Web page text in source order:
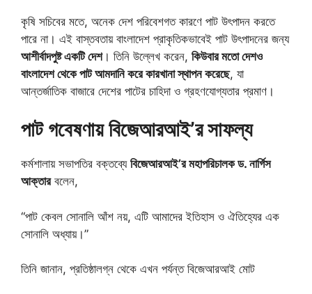
কৃষি সচিবের মতে, অনেক দেশ পরিবেশগত কারণে পাট উৎপাদন করতে
পারে না। এই বাস্তবতায় বাংলাদেশ প্রাকৃতিকভাবেই পাট উৎপাদনের জন্য
আশীর্বাদপুষ্ট একটি দেশ। তিনি উল্লেখ করেন, কিউবার মতো দেশও
বাংলাদেশ থেকে পাট আমদানি করে কারখানা স্থাপন করেছে, যা
আন্তর্জাতিক বাজারে দেশের পাটের চাহিদা ও গ্রহণযোগ্যতার প্রমাণ।
পাট গবেষণায় বিজেআরআই’র সাফল্য
কর্মশালায় সভাপতির বক্তব্যে বিজেআরআই’র মহাপরিচালক ড. নার্গিস
আক্তারবলেন,
“পাট কেবল সোনালি আঁশ নয়, এটি আমাদের ইতিহাস ও ঐতিহ্যের এক
সোনালি অধ্যায়।”
তিনি জানান, প্রতিষ্ঠালগ্ন থেকে এখন পর্যন্ত বিজেআরআই মোট